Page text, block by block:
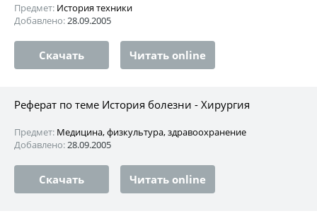
Предмет: История техники
Добавлено:28.09.2005
Скачать Читать online
Реферат по теме История болезни - Хирургия
Предмет: Медицина, физкультура, здравоохранение
Добавлено:28.09.2005
Скачать Читать online